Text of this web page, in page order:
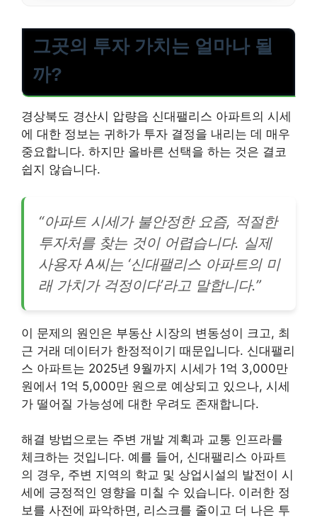
그곳의 투자 가치는 얼마나 될
까?
경상북도 경산시 압량읍 신대팰리스 아파트의 시세
에 대한 정보는 귀하가 투자 결정을 내리는 데 매우
중요합니다. 하지만 올바른 선택을 하는 것은 결코
쉽지 않습니다.
“아파트 시세가 불안정한 요즘, 적절한
투자처를 찾는 것이 어렵습니다. 실제
사용자 A씨는 ‘신대팰리스 아파트의 미
래 가치가 걱정이다’라고 말합니다.”
이 문제의 원인은 부동산 시장의 변동성이 크고, 최
근 거래 데이터가 한정적이기 때문입니다. 신대팰리
스 아파트는 2025년 9월까지 시세가 1억 3,000만
원에서 1억 5,000만 원으로 예상되고 있으나, 시세
가 떨어질 가능성에 대한 우려도 존재합니다.
해결 방법으로는 주변 개발 계획과 교통 인프라를
체크하는 것입니다. 예를 들어, 신대팰리스 아파트
의 경우, 주변 지역의 학교 및 상업시설의 발전이 시
세에 긍정적인 영향을 미칠 수 있습니다. 이러한 정
보를 사전에 파악하면, 리스크를 줄이고 더 나은 투